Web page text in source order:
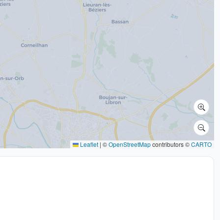
Leaflet | ©OpenStreetMapcontributors ©CARTO